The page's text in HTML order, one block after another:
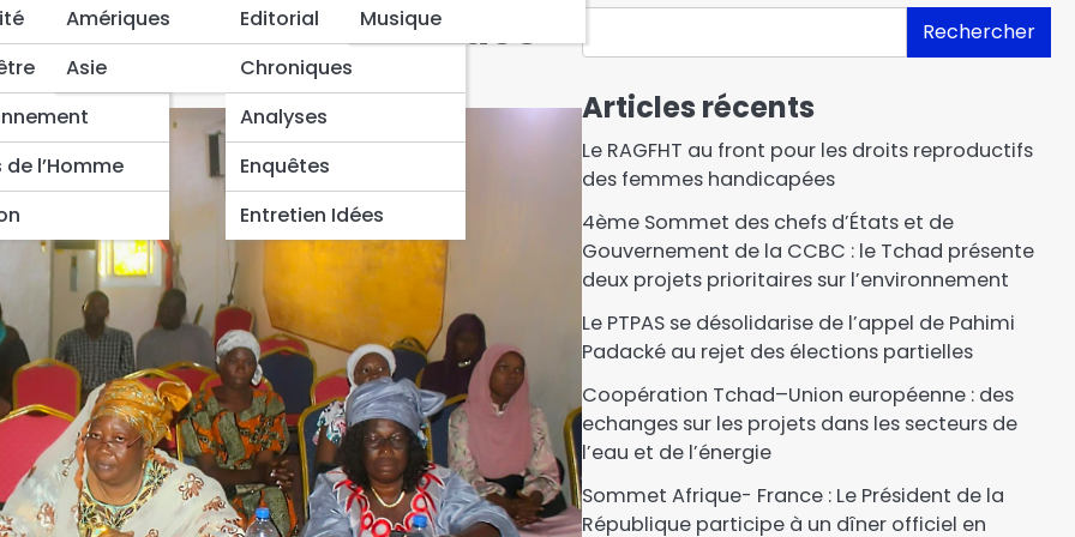
l’Homme
Amériques
Asie
Editorial
Chroniques
Analyses
Enquêtes
Entretien Idées
Musique
droits reproductifs des
Rechercher
Articles récents
Le RAGFHT au front pour les droits reproductifs
des femmes handicapées
4ème Sommet des chefs d’États et de
Gouvernement de la CCBC : le Tchad présente
deux projets prioritaires sur l’environnement
Le PTPAS se désolidarise de l’appel de Pahimi
Padacké au rejet des élections partielles‎‎
Coopération Tchad–Union européenne : des
echanges sur les projets dans les secteurs de
l’eau et de l’énergie
Sommet Afrique- France : Le Président de la
République participe à un dîner officiel en